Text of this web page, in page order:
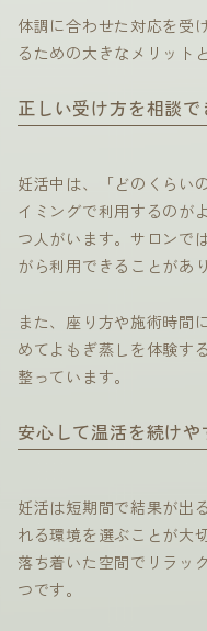
体調に合わせた対応を受
るための大きなメリット
正しい受け方を相談で
妊活中は、「どのくらい
イミングで利用するのが
つ人がいます。サロンで
がら利用できることがあ
また、座り方や施術時間
めてよもぎ蒸しを体験す
整っています。
安心して温活を続けや
妊活は短期間で結果が出
れる環境を選ぶことが大
落ち着いた空間でリラッ
つです。